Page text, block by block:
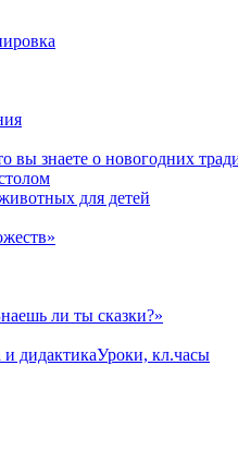
знаете о новогодних
для детей
ли ты сказки?»
дидактикаУроки, кл.часы